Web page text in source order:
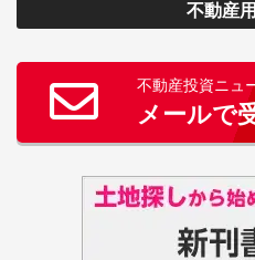
不動産
不動産投資ニュ
メールで